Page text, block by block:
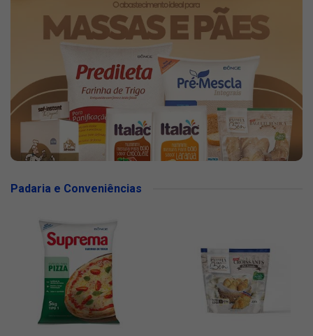
Padaria e Conveniências